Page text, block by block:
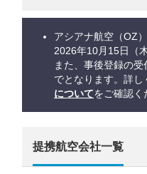
アシアナ航空（OZ
2026年10月15日（
また、事後登録の
でとなります。詳し
についてをご確認く
提携航空会社一覧